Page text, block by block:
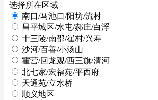
选择所在区域
南口/马池口/阳坊/流村
昌平城区/水屯/郝庄/白浮
十三陵/南邵/崔村/兴寿
沙河/百善/小汤山
霍营/回龙观/西三旗/清河
北七家/宏福苑/平西府
天通苑/立水桥
顺义地区